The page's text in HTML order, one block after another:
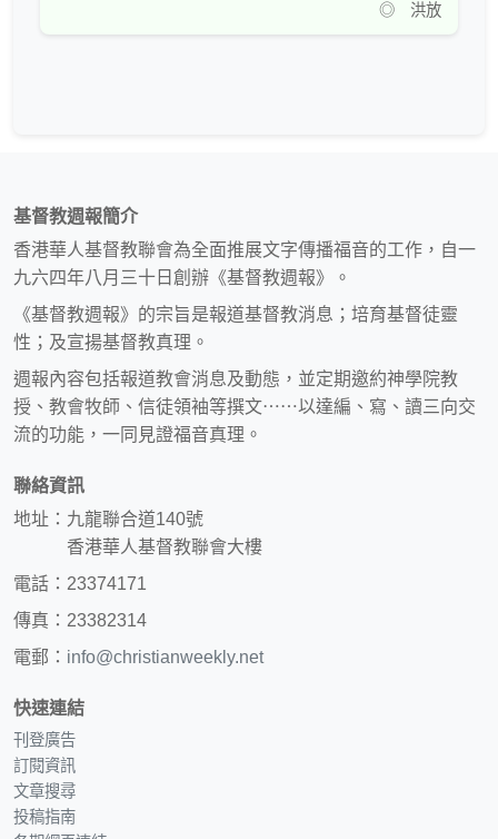
◎ 洪放
基督教週報簡介
香港華人基督教聯會為全面推展文字傳播福音的工作，自一
九六四年八月三十日創辦《基督教週報》。
《基督教週報》的宗旨是報道基督教消息；培育基督徒靈
性；及宣揚基督教真理。
週報內容包括報道教會消息及動態，並定期邀約神學院教
授、教會牧師、信徒領袖等撰文⋯⋯以達編、寫、讀三向交
流的功能，一同見證福音真理。
聯絡資訊
地址：九龍聯合道140號
香港華人基督教聯會大樓
電話：23374171
傳真：23382314
電郵： info@christianweekly.net
快速連結
刊登廣告
訂閱資訊
文章搜尋
投稿指南